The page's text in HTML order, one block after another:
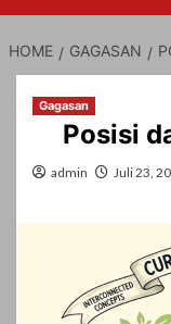
HOME GAGASAN
Gagasan
Posisi
admin Juli 23,